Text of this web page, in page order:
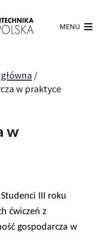
MENU
/
w praktyce
w
III roku
ćwiczeń z
gospodarcza w